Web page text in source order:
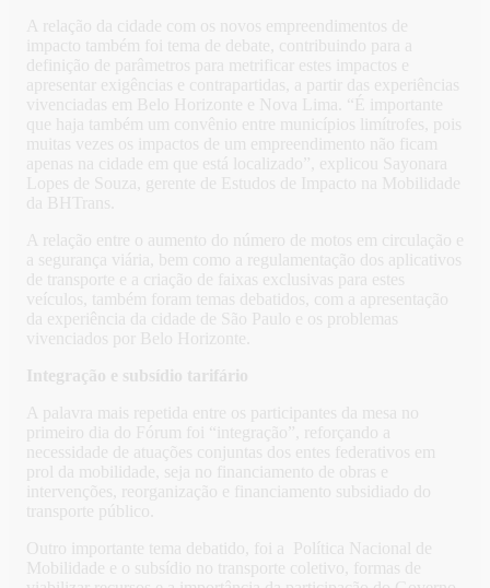
A relação da cidade com os novos empreendimentos de
impacto também foi tema de debate, contribuindo para a
definição de parâmetros para metrificar estes impactos e
apresentar exigências e contrapartidas, a partir das experiências
vivenciadas em Belo Horizonte e Nova Lima. “É importante
que haja também um convênio entre municípios limítrofes, pois
muitas vezes os impactos de um empreendimento não ficam
apenas na cidade em que está localizado”, explicou Sayonara
Lopes de Souza, gerente de Estudos de Impacto na Mobilidade
da BHTrans.
A relação entre o aumento do número de motos em circulação e
a segurança viária, bem como a regulamentação dos aplicativos
de transporte e a criação de faixas exclusivas para estes
veículos, também foram temas debatidos, com a apresentação
da experiência da cidade de São Paulo e os problemas
vivenciados por Belo Horizonte.
Integração e subsídio tarifário
A palavra mais repetida entre os participantes da mesa no
primeiro dia do Fórum foi “integração”, reforçando a
necessidade de atuações conjuntas dos entes federativos em
prol da mobilidade, seja no financiamento de obras e
intervenções, reorganização e financiamento subsidiado do
transporte público.
Outro importante tema debatido, foi a Política Nacional de
Mobilidade e o subsídio no transporte coletivo, formas de